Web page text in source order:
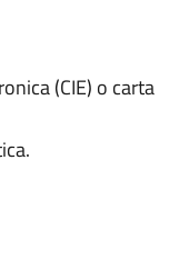
(CIE) o carta